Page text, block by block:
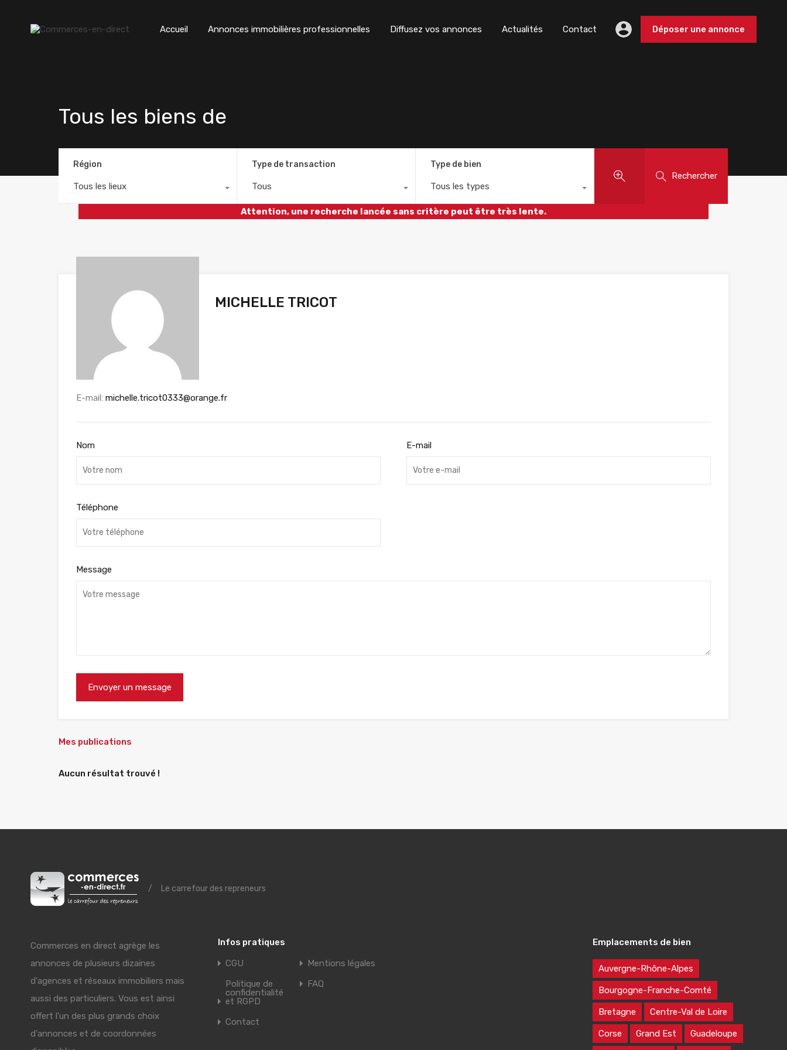
Accueil Annonces immobilières professionnelles Diffusez vos annonces Actualités Contact Déposer une annonce
Tous les biens de
Région
Tous les lieux
Type de transaction
Tous
Type de bien
Tous les types
Rechercher
Attention, une recherche lancée sans critère peut être très lente.
MICHELLE TRICOT
E-mail: michelle.tricot0333@orange.fr
Nom E-mail
Téléphone
Message
Mes publications
Aucun résultat trouvé !
/ Le carrefour des repreneurs
Commerces en direct agrège les
annonces de plusieurs dizaines
d'agences et réseaux immobiliers mais
aussi des particuliers. Vous est ainsi
offert l'un des plus grands choix
d'annonces et de coordonnées
Infos pratiques
CGU
Mentions légales
Politique de
confidentialité
et RGPD
FAQ
Contact
Emplacements de bien
Auvergne-Rhône-Alpes
Bourgogne-Franche-Comté
Bretagne Centre-Val de Loire
Corse Grand Est Guadeloupe